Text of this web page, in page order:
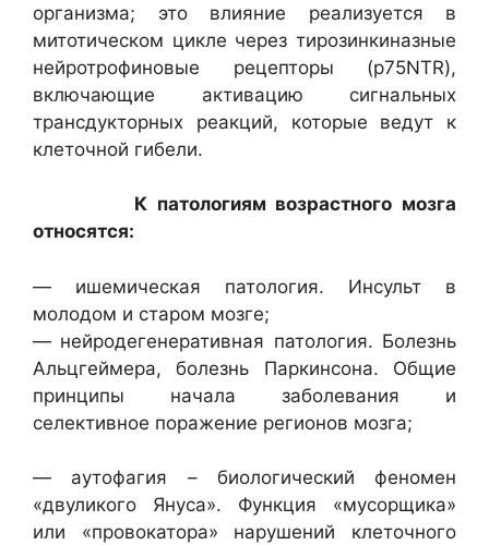
организма; это влияние реализуется в
митотическом цикле через тирозинкиназные
нейротрофиновые рецепторы (p75NTR),
включающие активацию сигнальных
трансдукторных реакций, которые ведут к
клеточной гибели.
К патологиям возрастного мозга
относятся:
— ишемическая патология. Инсульт в
молодом и старом мозге;
— нейродегенеративная патология. Болезнь
Альцгеймера, болезнь Паркинсона. Общие
принципы начала заболевания и
селективное поражение регионов мозга;
— аутофагия – биологический феномен
«двуликого Януса». Функция «мусорщика»
или «провокатора» нарушений клеточного